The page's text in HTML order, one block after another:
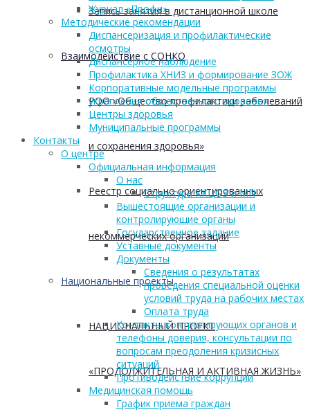
Запись занятия в дистанционной школе
Взаимодействие с СОНКО
РОО «Общество профилактики заболеваний
и сохранения здоровья»
Реестр социально ориентированных
некоммерческих организаций
Национальные проекты
НАЦИОНАЛЬНЫЙ ПРОЕКТ
«ПРОДОЛЖИТЕЛЬНАЯ И АКТИВНАЯ ЖИЗНЬ»
Журнал «Профи»
Методические рекомендации
Диспансеризация и профилактические
осмотры
Диспансерное наблюдение
Профилактика ХНИЗ и формирование ЗОЖ
Корпоративные модельные программы
укрепления общественного здоровья
Центры здоровья
Муниципальные программы
Контакты
О центре
Официальная информация
О нас
Структура ККЦОЗ и МП
Вышестоящие организации и
контролирующие органы
Государственное задание
Уставные документы
Документы
Сведения о результатах
проведения специальной оценки
условий труда на рабочих местах
Оплата труда
Контакты контролирующих органов и
телефоны доверия, консультации по
вопросам преодоления кризисных
ситуаций
Противодействие коррупции
Медицинская помощь
График приема граждан